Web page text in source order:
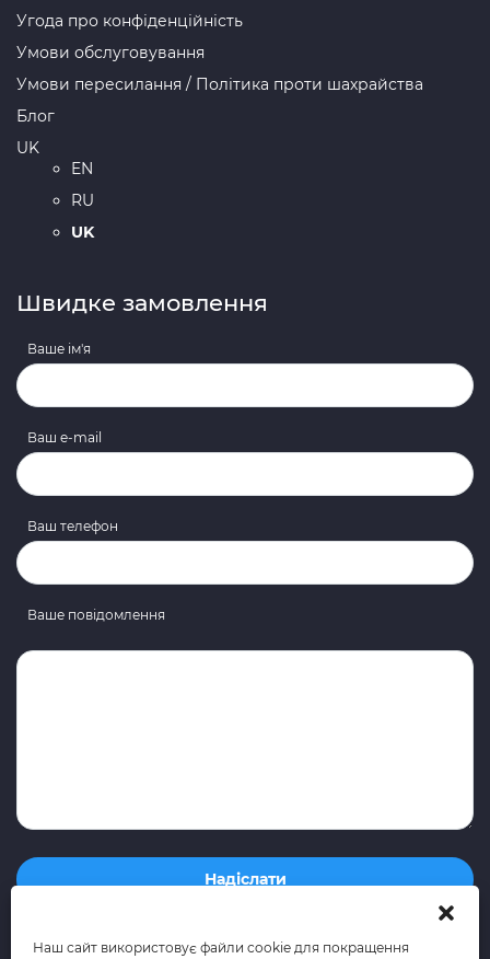
Наш сайт використовує файли cookie для покращення
Угода про конфіденційність
Умови обслуговування
Умови пересилання / Політика проти шахрайства
Блог
UK
EN
RU
UK
Швидке замовлення
Ваше ім'я
Ваш e-mail
Ваш телефон
Ваше повідомлення